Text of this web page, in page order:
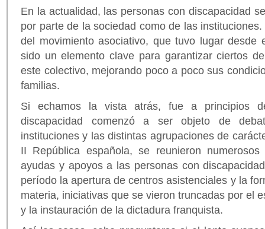
En la actualidad, las personas con discapacidad
por parte de la sociedad como de las
del movimiento asociativo, que tuvo lugar desde
sido un elemento clave para garantizar ciertos
este colectivo, mejorando poco a poco sus
familias.
Si echamos la vista atrás, fue a principios
discapacidad comenzó a ser objeto de
instituciones y las distintas agrupaciones de
II República española, se reunieron
ayudas y apoyos a las personas con
período la apertura de centros asistenciales y la
materia, iniciativas que se vieron truncadas por el
y la instauración de la dictadura franquista.